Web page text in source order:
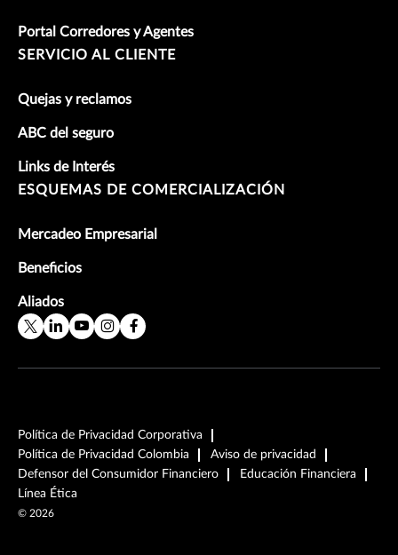
Portal Corredores y Agentes
SERVICIO AL CLIENTE
Quejas y reclamos
ABC del seguro
Links de Interés
ESQUEMAS DE COMERCIALIZACIÓN
Mercadeo Empresarial
Beneficios
Aliados
Política de Privacidad Corporativa
Política de Privacidad Colombia
Aviso de privacidad
Defensor del Consumidor Financiero
Educación Financiera
Línea Ética
© 2026